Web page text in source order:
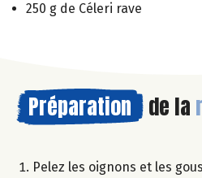
250 g de Céleri rave
Préparation de la
Pelez les oignons et les